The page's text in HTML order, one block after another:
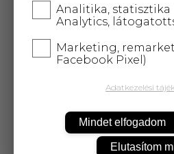
KOSÁRBA
25 000 Ftfelett5 kg-ig
A C-vitamin hozzájárul az
megfelelő működéséhez,
szervezetben felgyülemlő
ezáltal megőrzi a vitalitást,
Analitika, statisztika
Analytics,
Marketing,
Facebook Pixel)
Adatkezelési
Mindet elfogadom
Elutasítom